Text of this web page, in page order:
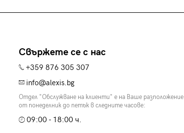
Свържете се с нас
+359 876 305 307
info@alexis.bg
Отдел "Обслужване на клиенти" е на Ваше разположение
от понеделник до петък в следните часове:
09:00 - 18:00 ч.